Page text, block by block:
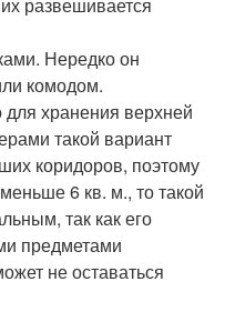
Нередко он
комодом.
для хранения верхней
такой вариант
коридоров, поэтому
6 кв. м., то такой
так как его
предметами
не оставаться